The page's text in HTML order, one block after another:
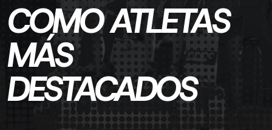
COMO ATLETAS
MÁS
DESTACADOS